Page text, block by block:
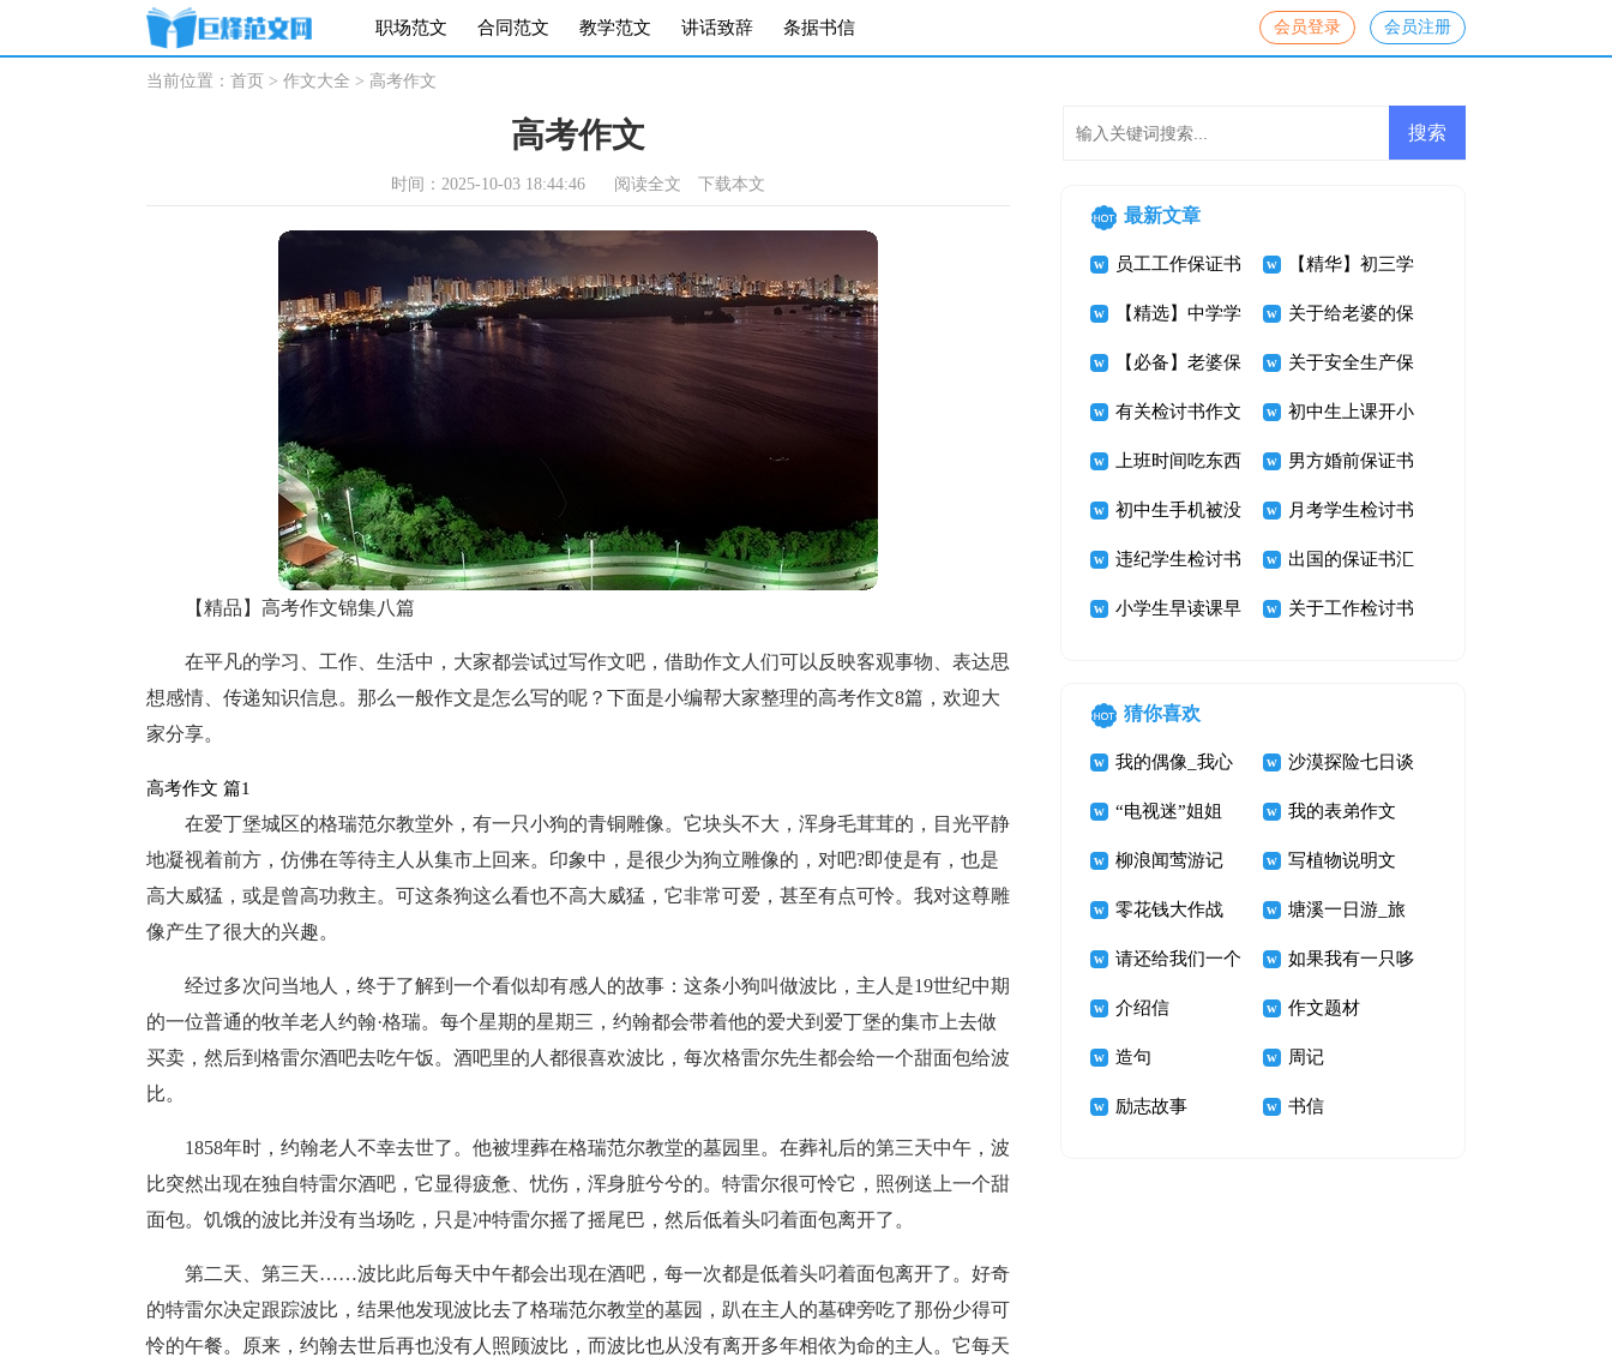
职场范文 合同范文 教学范文 讲话致辞 条据书信 会员登录 会员注册
当前位置： 首页 > 作文大全 > 高考作文
高考作文
时间：2025-10-03 18:44:46 阅读全文 下载本文
【精品】高考作文锦集八篇
在平凡的学习、工作、生活中，大家都尝试过写作文吧，借助作文人们可以反映客观事物、表达思
想感情、传递知识信息。那么一般作文是怎么写的呢？下面是小编帮大家整理的高考作文8篇，欢迎大
家分享。
高考作文 篇1
在爱丁堡城区的格瑞范尔教堂外，有一只小狗的青铜雕像。它块头不大，浑身毛茸茸的，目光平静
地凝视着前方，仿佛在等待主人从集市上回来。印象中，是很少为狗立雕像的，对吧?即使是有，也是
高大威猛，或是曾高功救主。可这条狗这么看也不高大威猛，它非常可爱，甚至有点可怜。我对这尊雕
像产生了很大的兴趣。
经过多次问当地人，终于了解到一个看似却有感人的故事：这条小狗叫做波比，主人是19世纪中期
的一位普通的牧羊老人约翰·格瑞。每个星期的星期三，约翰都会带着他的爱犬到爱丁堡的集市上去做
买卖，然后到格雷尔酒吧去吃午饭。酒吧里的人都很喜欢波比，每次格雷尔先生都会给一个甜面包给波
比。
1858年时，约翰老人不幸去世了。他被埋葬在格瑞范尔教堂的墓园里。在葬礼后的第三天中午，波
比突然出现在独自特雷尔酒吧，它显得疲惫、忧伤，浑身脏兮兮的。特雷尔很可怜它，照例送上一个甜
面包。饥饿的波比并没有当场吃，只是冲特雷尔摇了摇尾巴，然后低着头叼着面包离开了。
第二天、第三天……波比此后每天中午都会出现在酒吧，每一次都是低着头叼着面包离开了。好奇
的特雷尔决定跟踪波比，结果他发现波比去了格瑞范尔教堂的墓园，趴在主人的墓碑旁吃了那份少得可
怜的午餐。原来，约翰去世后再也没有人照顾波比，而波比也从没有离开多年相依为命的主人。它每天
最新文章
员工工作保证书 【精华】初三学
生检讨书3篇
【精选】中学学
生手机检讨书三
篇
关于给老婆的保
证书10篇
【必备】老婆保
证书三篇
关于安全生产保
证书汇总九篇
有关检讨书作文
集合五篇
初中生上课开小
差检讨书
上班时间吃东西
检讨书
男方婚前保证书
初中生手机被没
收检讨书
月考学生检讨书
汇编6篇
违纪学生检讨书
3篇
出国的保证书汇
编七篇
小学生早读课早 关于工作检讨书
猜你喜欢
我的偶像_我心
中的鲁迅先生作
文800字
沙漠探险七日谈
“电视迷”姐姐 我的表弟作文
柳浪闻莺游记 写植物说明文
400字 打破碗花
零花钱大作战 塘溪一日游_旅
游记事作文700
字
请还给我们一个
美丽的家
如果我有一只哆
啦A梦
介绍信 作文题材
造句 周记
励志故事 书信